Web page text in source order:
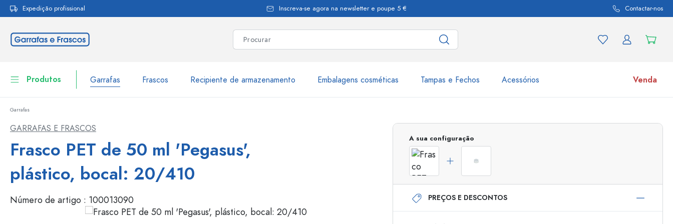
Saltar para a navegação principal
Expedição profissional Inscreva-se agora na newsletter e poupe 5 € Contactar-nos
Produtos Garrafas Frascos Recipiente de armazenamento Embalagens cosméticas Tampas e Fechos Acessórios Venda
Louça de mesa
Embalagens cosméticas
Garrafas por marca
Garrafas com tampa mecânica
Frascos de pulverização
Dispensadores Airless
Frascos com roll-on
Frascos
Garrafas
GARRAFAS E FRASCOS
Frasco PET de 50 ml 'Pegasus',
plástico, bocal: 20/410
Número de artigo : 100013090
A sua configuração
PREÇOS E DESCONTOS